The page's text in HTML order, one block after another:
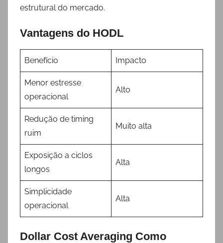
estrutural do mercado.
Vantagens do HODL
Benefício Impacto
Menor estresse
operacional
Alto
Redução de timing
ruim
Muito alta
Exposição a ciclos
longos
Alta
Simplicidade
operacional
Alta
Dollar Cost Averaging Como